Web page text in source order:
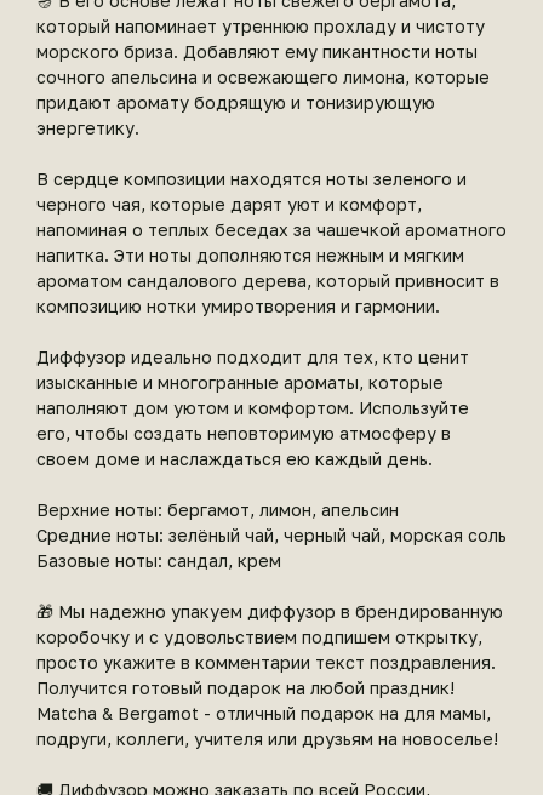
который напоминает утреннюю прохладу и чистоту
морского бриза. Добавляют ему пикантности ноты
сочного апельсина и освежающего лимона, которые
придают аромату бодрящую и тонизирующую
энергетику.
В сердце композиции находятся ноты зеленого и
черного чая, которые дарят уют и комфорт,
напоминая о теплых беседах за чашечкой ароматного
напитка. Эти ноты дополняются нежным и мягким
ароматом сандалового дерева, который привносит в
композицию нотки умиротворения и гармонии.
Диффузор идеально подходит для тех, кто ценит
изысканные и многогранные ароматы, которые
наполняют дом уютом и комфортом. Используйте
его, чтобы создать неповторимую атмосферу в
своем доме и наслаждаться ею каждый день.
Верхние ноты: бергамот, лимон, апельсин
Средние ноты: зелёный чай, черный чай, морская соль
Базовые ноты: сандал, крем
🎁 Мы надежно упакуем диффузор в брендированную
коробочку и с удовольствием подпишем открытку,
просто укажите в комментарии текст поздравления.
Получится готовый подарок на любой праздник!
Matcha & Bergamot - отличный подарок на для мамы,
подруги, коллеги, учителя или друзьям на новоселье!
🚚 Диффузор можно заказать по всей России,